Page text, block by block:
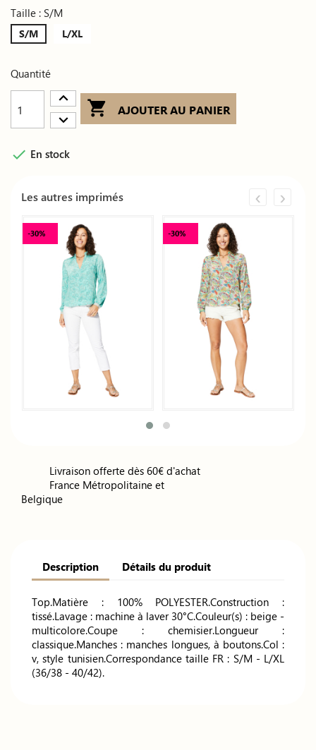
Taille : S/M
S/M L/XL
Quantité
 AJOUTER AU PANIER
 En stock
Les autres imprimés
-30% -30%
‹ ›
Livraison offerte dès 60€ d'achat
France Métropolitaine et
Belgique
Description Détails du produit
Top.Matière : 100% POLYESTER.Construction :
tissé.Lavage : machine à laver 30°C.Couleur(s) : beige -
multicolore.Coupe : chemisier.Longueur :
classique.Manches : manches longues, à boutons.Col :
v, style tunisien.Correspondance taille FR : S/M - L/XL
(36/38 - 40/42).